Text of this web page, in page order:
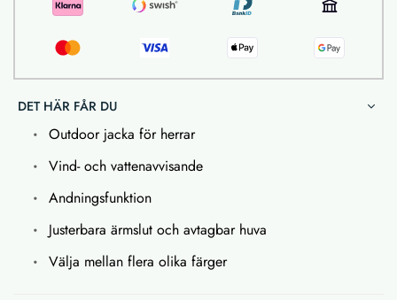
DET HÄR FÅR DU
Outdoor jacka för herrar
Vind- och vattenavvisande
Andningsfunktion
Justerbara ärmslut och avtagbar huva
Välja mellan flera olika färger